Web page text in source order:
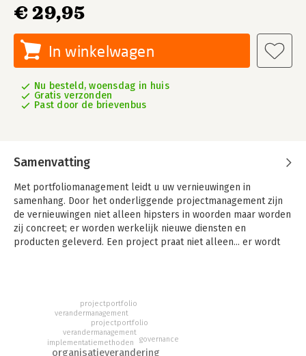
€ 29,95
In winkelwagen
Nu besteld, woensdag in huis
Gratis verzonden
Past door de brievenbus
Samenvatting
Met portfoliomanagement leidt u uw vernieuwingen in
samenhang. Door het onderliggende projectmanagement zijn
de vernieuwingen niet alleen hipsters in woorden maar worden
zij concreet; er worden werkelijk nieuwe diensten en
producten geleverd. Een project praat niet alleen... er wordt
Portfoliomanagement betreft zowel het geheel van de
organisatie als de toekomst. Moeilijk. Daarom is het
implementeren van de discipline ook lastig. In dit boek bied ik
u met plezier een aantal handvatten om het makkelijker te
organisatieverandering
implementatiemethoden
verandermanagement
projectportfolio
governance
verandermanagement
projectportfolio